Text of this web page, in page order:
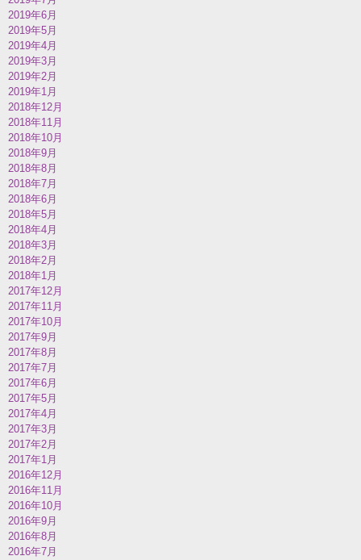
2019年6月
2019年5月
2019年4月
2019年3月
2019年2月
2019年1月
2018年12月
2018年11月
2018年10月
2018年9月
2018年8月
2018年7月
2018年6月
2018年5月
2018年4月
2018年3月
2018年2月
2018年1月
2017年12月
2017年11月
2017年10月
2017年9月
2017年8月
2017年7月
2017年6月
2017年5月
2017年4月
2017年3月
2017年2月
2017年1月
2016年12月
2016年11月
2016年10月
2016年9月
2016年8月
2016年7月